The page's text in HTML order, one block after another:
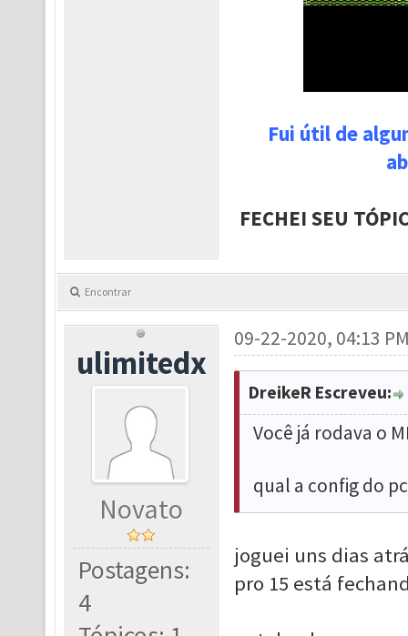
Fui útil de
FECHEI SEU
Encontrar
ulimitedx
Novato
Postagens:
4
09-22-2020, 04:13
DreikeR Escreveu:
Você já rodava o
qual a config do
joguei uns dias
pro 15 está